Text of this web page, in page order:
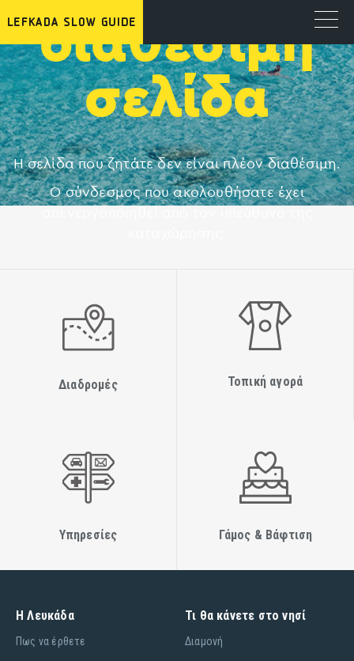
διαθέσιμη
σελίδα
Η σελίδα που ζητάτε δεν είναι πλέον διαθέσιμη.
Ο σύνδεσμος που ακολουθήσατε έχει
Διαδρομές Τοπική αγορά
Υπηρεσίες Γάμος & Βάφτιση
Η Λευκάδα
Πως να έρθετε
Τι θα κάνετε στο νησί
Διαμονή